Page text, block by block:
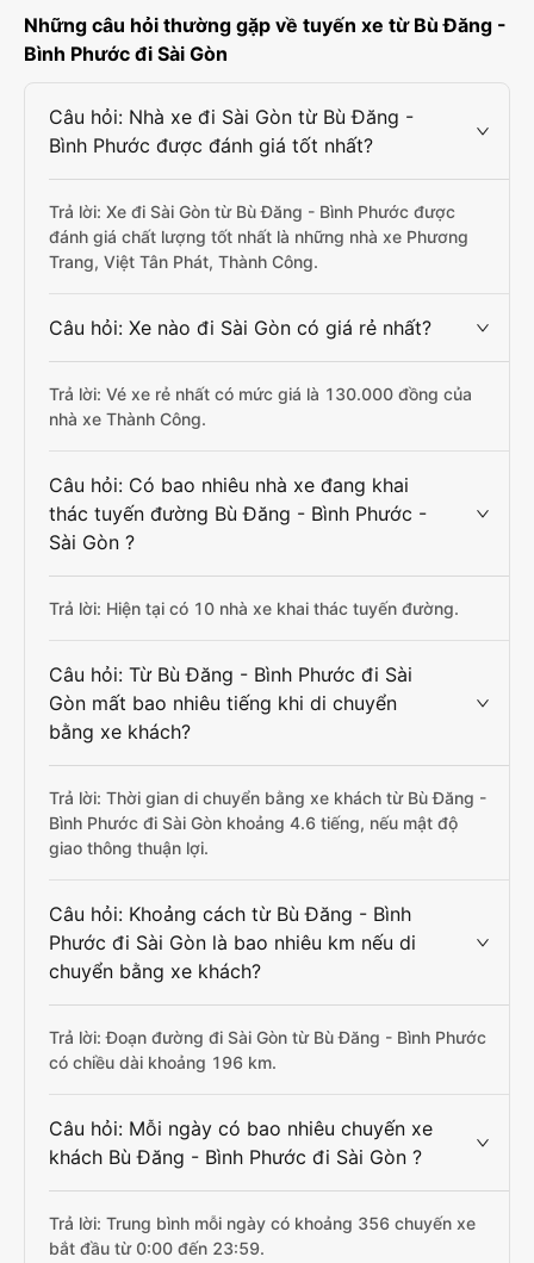
Những câu hỏi thường gặp về tuyến xe từ Bù Đăng -
Bình Phước đi Sài Gòn
Câu hỏi: Nhà xe đi Sài Gòn từ Bù Đăng -
Bình Phước được đánh giá tốt nhất?
Trả lời: Xe đi Sài Gòn từ Bù Đăng - Bình Phước được
đánh giá chất lượng tốt nhất là những nhà xe Phương
Trang, Việt Tân Phát, Thành Công.
Câu hỏi: Xe nào đi Sài Gòn có giá rẻ nhất?
Trả lời: Vé xe rẻ nhất có mức giá là 130.000 đồng của
nhà xe Thành Công.
Câu hỏi: Có bao nhiêu nhà xe đang khai
thác tuyến đường Bù Đăng - Bình Phước -
Sài Gòn ?
Trả lời: Hiện tại có 10 nhà xe khai thác tuyến đường.
Câu hỏi: Từ Bù Đăng - Bình Phước đi Sài
Gòn mất bao nhiêu tiếng khi di chuyển
bằng xe khách?
Trả lời: Thời gian di chuyển bằng xe khách từ Bù Đăng -
Bình Phước đi Sài Gòn khoảng 4.6 tiếng, nếu mật độ
giao thông thuận lợi.
Câu hỏi: Khoảng cách từ Bù Đăng - Bình
Phước đi Sài Gòn là bao nhiêu km nếu di
chuyển bằng xe khách?
Trả lời: Đoạn đường đi Sài Gòn từ Bù Đăng - Bình Phước
có chiều dài khoảng 196 km.
Câu hỏi: Mỗi ngày có bao nhiêu chuyến xe
khách Bù Đăng - Bình Phước đi Sài Gòn ?
Trả lời: Trung bình mỗi ngày có khoảng 356 chuyến xe
bắt đầu từ 0:00 đến 23:59.